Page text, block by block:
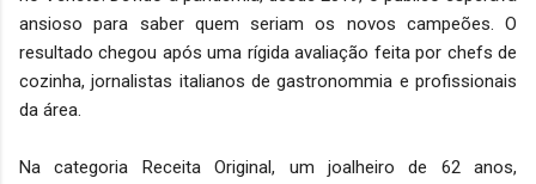
ansioso para saber quem seriam os novos campeões. O
resultado chegou após uma rígida avaliação feita por chefs de
cozinha, jornalistas italianos de gastronommia e profissionais
da área.
Na categoria Receita Original, um joalheiro de 62 anos,